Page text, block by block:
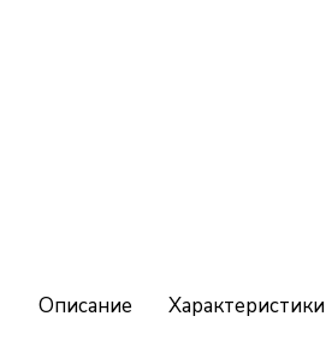
Описание Характеристики